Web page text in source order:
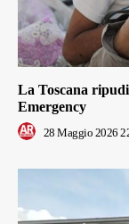
La Toscana
Emergency
28 Maggio 2026